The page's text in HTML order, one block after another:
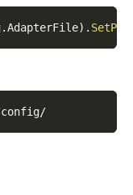
.AdapterFile) .